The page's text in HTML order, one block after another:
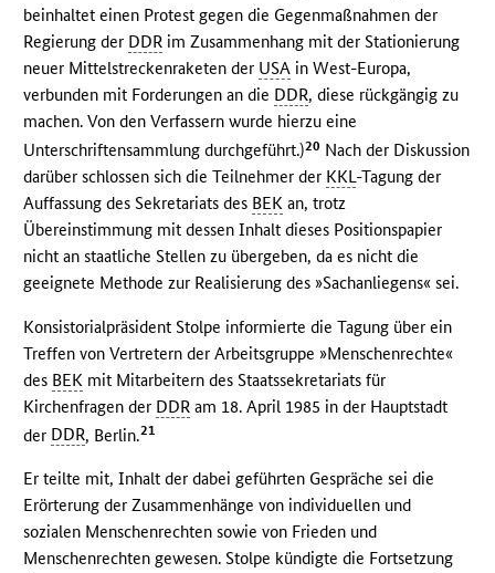
beinhaltet einen Protest gegen die Gegenmaßnahmen der
Regierung der DDR im Zusammenhang mit der Stationierung
neuer Mittelstreckenraketen der USA in West-Europa,
verbunden mit Forderungen an die DDR, diese rückgängig zu
machen. Von den Verfassern wurde hierzu eine
Unterschriftensammlung durchgeführt.)20 Nach der Diskussion
darüber schlossen sich die Teilnehmer der KKL -Tagung der
Auffassung des Sekretariats des BEK an, trotz
Übereinstimmung mit dessen Inhalt dieses Positionspapier
nicht an staatliche Stellen zu übergeben, da es nicht die
geeignete Methode zur Realisierung des »Sachanliegens« sei.
Konsistorialpräsident Stolpe informierte die Tagung über ein
Treffen von Vertretern der Arbeitsgruppe »Menschenrechte«
des BEK mit Mitarbeitern des Staatssekretariats für
Kirchenfragen der DDR am 18. April 1985 in der Hauptstadt
der DDR, Berlin.21
Er teilte mit, Inhalt der dabei geführten Gespräche sei die
Erörterung der Zusammenhänge von individuellen und
sozialen Menschenrechten sowie von Frieden und
Menschenrechten gewesen. Stolpe kündigte die Fortsetzung